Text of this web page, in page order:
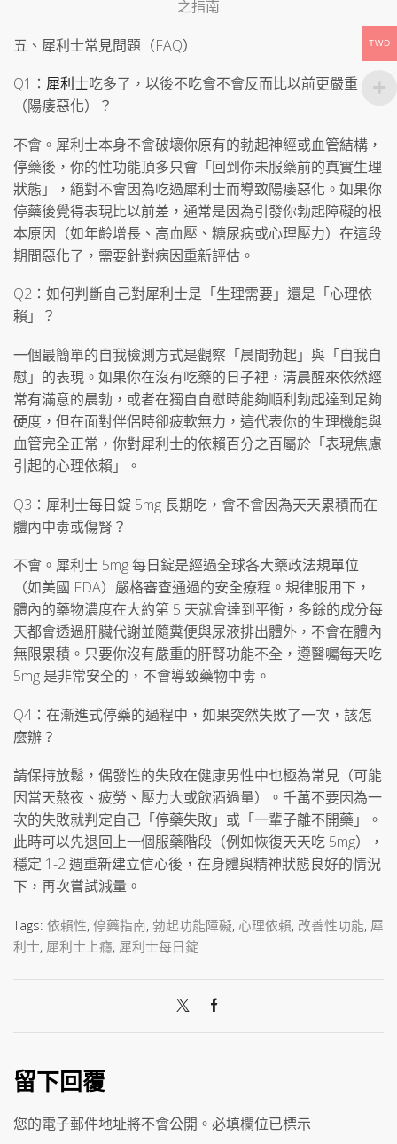
之指南
五、犀利士常見問題（FAQ）
Q1： 犀利士吃多了，以後不吃會不會反而比以前更嚴重
（陽痿惡化）？
不會。犀利士本身不會破壞你原有的勃起神經或血管結構，
停藥後，你的性功能頂多只會「回到你未服藥前的真實生理
狀態」，絕對不會因為吃過犀利士而導致陽痿惡化。如果你
停藥後覺得表現比以前差，通常是因為引發你勃起障礙的根
本原因（如年齡增長、高血壓、糖尿病或心理壓力）在這段
期間惡化了，需要針對病因重新評估。
Q2：如何判斷自己對犀利士是「生理需要」還是「心理依
賴」？
一個最簡單的自我檢測方式是觀察「晨間勃起」與「自我自
慰」的表現。如果你在沒有吃藥的日子裡，清晨醒來依然經
常有滿意的晨勃，或者在獨自自慰時能夠順利勃起達到足夠
硬度，但在面對伴侶時卻疲軟無力，這代表你的生理機能與
血管完全正常，你對犀利士的依賴百分之百屬於「表現焦慮
引起的心理依賴」。
Q3：犀利士每日錠 5mg 長期吃，會不會因為天天累積而在
體內中毒或傷腎？
不會。犀利士 5mg 每日錠是經過全球各大藥政法規單位
（如美國 FDA）嚴格審查通過的安全療程。規律服用下，
體內的藥物濃度在大約第 5 天就會達到平衡，多餘的成分每
天都會透過肝臟代謝並隨糞便與尿液排出體外，不會在體內
無限累積。只要你沒有嚴重的肝腎功能不全，遵醫囑每天吃
5mg 是非常安全的，不會導致藥物中毒。
Q4：在漸進式停藥的過程中，如果突然失敗了一次，該怎
麼辦？
請保持放鬆，偶發性的失敗在健康男性中也極為常見（可能
因當天熬夜、疲勞、壓力大或飲酒過量）。千萬不要因為一
次的失敗就判定自己「停藥失敗」或「一輩子離不開藥」。
此時可以先退回上一個服藥階段（例如恢復天天吃 5mg），
穩定 1-2 週重新建立信心後，在身體與精神狀態良好的情況
下，再次嘗試減量。
Tags: 依賴性, 停藥指南, 勃起功能障礙, 心理依賴, 改善性功能, 犀
利士, 犀利士上癮, 犀利士每日錠
留下回覆
您的電子郵件地址將不會公開。必填欄位已標示
TWD